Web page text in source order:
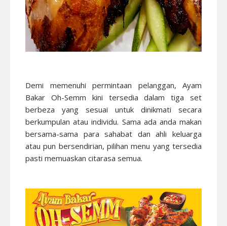
Demi memenuhi permintaan pelanggan, Ayam
Bakar Oh-Semm kini tersedia dalam tiga set
berbeza yang sesuai untuk dinikmati secara
berkumpulan atau individu. Sama ada anda makan
bersama-sama para sahabat dan ahli keluarga
atau pun bersendirian, pilihan menu yang tersedia
pasti memuaskan citarasa semua.